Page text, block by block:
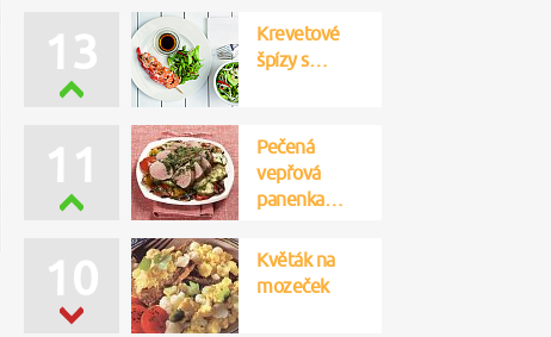
13
Krevetové
špízy s…
11
Pečená
vepřová
panenka…
10
Květák na
mozeček